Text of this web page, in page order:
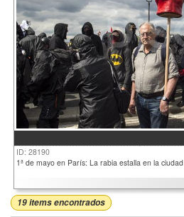
ID: 28190
1ª de mayo en París: La rabia estalla en la ciudad
19 items encontrados